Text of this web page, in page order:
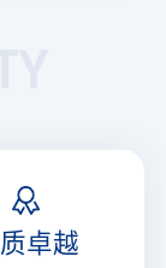
卓越